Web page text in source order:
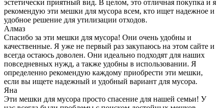
эстетически приятный вид. В целом, это отличная покупка и я
рекомендую эти мешки для мусора всем, кто ищет надежное и
удобное решение для утилизации отходов.
Алмаз
Спасибо за эти мешки для мусора! Они очень удобны и
качественные. Я уже не первый раз закупаюсь на этом сайте и
всегда остаюсь доволен. Они идеально подходят для наших
повседневных нужд, а также удобны в использовании. Я
определенно рекомендую каждому приобрести эти мешки,
если вы ищете надежный и удобный вариант для мусора.
Яна
Эти мешки для мусора просто спасение для нашей семьи! У